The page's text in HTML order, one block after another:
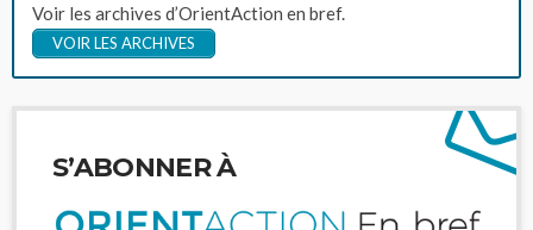
Voir les archives d’OrientAction en bref.
VOIR LES ARCHIVES
S’ABONNER À